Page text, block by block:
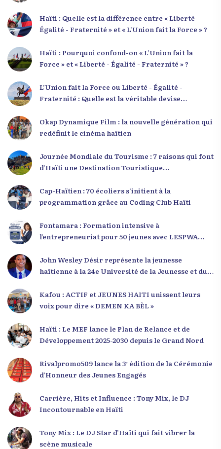
Haïti : Quelle est la différence entre « Liberté -
Égalité - Fraternité » et « L’Union fait la Force » ?
Haïti : Pourquoi confond-on « L’Union fait la
Force » et « Liberté - Égalité - Fraternité » ?
L’Union fait la Force ou Liberté - Égalité -
Fraternité : Quelle est la véritable devise
Okap Dynamique Film : la nouvelle génération qui
redéfinit le cinéma haïtien
Journée Mondiale du Tourisme : 7 raisons qui font
d’Haïti une Destination Touristique
Cap-Haïtien : 70 écoliers s’initient à la
programmation grâce au Coding Club Haïti
Fontamara : Formation intensive à
l’entrepreneuriat pour 50 jeunes avec LESPWA
John Wesley Désir représente la jeunesse
haïtienne à la 24e Université de la Jeunesse et du
Kafou : ACTIF et JEUNES HAITI unissent leurs
voix pour dire « DEMEN KA BÈL »
Haïti : Le MEF lance le Plan de Relance et de
Développement 2025-2030 depuis le Grand Nord
Rivalpromo509 lance la 3ᵉ édition de la Cérémonie
d’Honneur des Jeunes Engagés
Carrière, Hits et Influence : Tony Mix, le DJ
Incontournable en Haïti
Tony Mix : Le DJ Star d’Haïti qui fait vibrer la
scène musicale